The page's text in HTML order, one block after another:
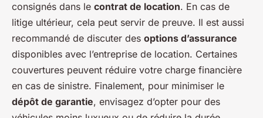
consignés dans le contrat de location. En cas de
litige ultérieur, cela peut servir de preuve. Il est aussi
recommandé de discuter des options d’assurance
disponibles avec l’entreprise de location. Certaines
couvertures peuvent réduire votre charge financière
en cas de sinistre. Finalement, pour minimiser le
dépôt de garantie, envisagez d’opter pour des